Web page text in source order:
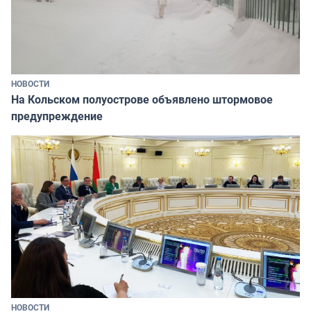
НОВОСТИ
На Кольском полуострове объявлено штормовое
предупреждение
НОВОСТИ